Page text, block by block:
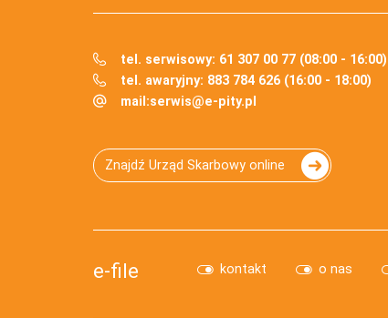
tel. serwisowy: 61 307 00 77 (08:00 - 16:00)
tel. awaryjny: 883 784 626 (16:00 - 18:00)
mail:serwis@e-pity.pl
Znajdź Urząd Skarbowy online
e-file kontakt o nas